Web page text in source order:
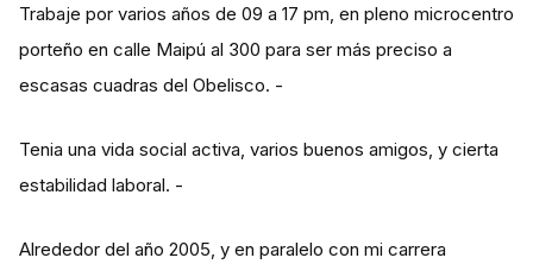
Trabaje por varios años de 09 a 17 pm, en pleno microcentro
porteño en calle Maipú al 300 para ser más preciso a
escasas cuadras del Obelisco. -
Tenia una vida social activa, varios buenos amigos, y cierta
estabilidad laboral. -
Alrededor del año 2005, y en paralelo con mi carrera